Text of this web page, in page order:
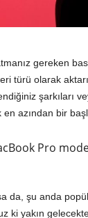
gereken
türü olarak
şarkıları
azından bir
Pro
da, şu anda
ki yakın